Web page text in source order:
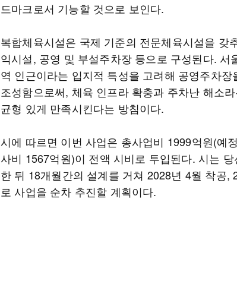
드마크로서 기능할 것으로 보인다.
복합체육시설은 국제 기준의 전문체육시설을 갖
익시설, 공영 및 부설주차장 등으로 구성된다. 서
역 인근이라는 입지적 특성을 고려해 공영주차장
조성함으로써, 체육 인프라 확충과 주차난 해소
균형 있게 만족시킨다는 방침이다.
시에 따르면 이번 사업은 총사업비 1999억원(예
사비 1567억원)이 전액 시비로 투입된다. 시는
한 뒤 18개월간의 설계를 거쳐 2028년 4월 착공,
로 사업을 순차 추진할 계획이다.